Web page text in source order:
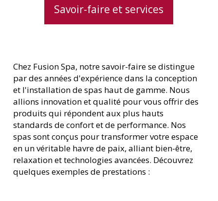
Savoir-faire et services
Chez Fusion Spa, notre savoir-faire se distingue
par des années d'expérience dans la conception
et l'installation de spas haut de gamme. Nous
allions innovation et qualité pour vous offrir des
produits qui répondent aux plus hauts
standards de confort et de performance. Nos
spas sont conçus pour transformer votre espace
en un véritable havre de paix, alliant bien-être,
relaxation et technologies avancées. Découvrez
quelques exemples de prestations :